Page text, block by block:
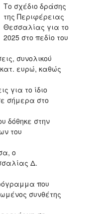
Το σχέδιο δράσης
της Περιφέρειας
Θεσσαλίας για το
2025 στο πεδίο του
συνολικού
ευρώ, καθώς
για το ίδιο
σήμερα στο
δόθηκε στην
του
ο
Δ.
που
συνθέτης